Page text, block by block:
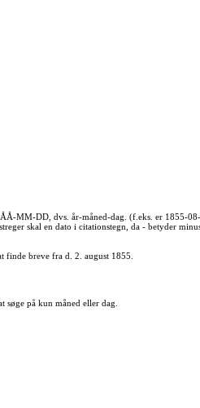
MM-DD, dvs. år-måned-dag. (f.eks. er 1855-08-
skal en dato i citationstegn, da - betyder
finde breve fra d. 2. august 1855.
på kun måned eller dag.